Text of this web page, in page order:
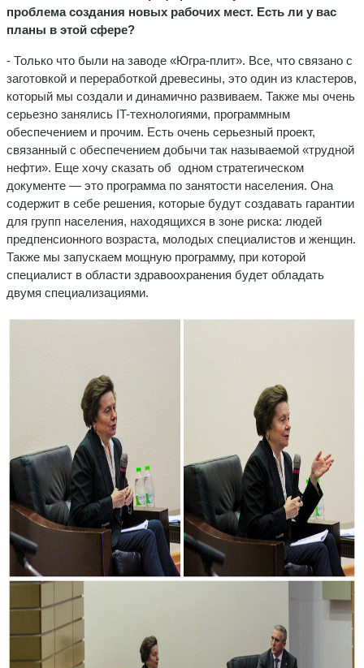
проблема создания новых рабочих мест. Есть ли у вас
планы в этой сфере?
- Только что были на заводе «Югра-плит». Все, что связано с
заготовкой и переработкой древесины, это один из кластеров,
который мы создали и динамично развиваем. Также мы очень
серьезно занялись IT-технологиями, программным
обеспечением и прочим. Есть очень серьезный проект,
связанный с обеспечением добычи так называемой «трудной
нефти». Еще хочу сказать об одном стратегическом
документе — это программа по занятости населения. Она
содержит в себе решения, которые будут создавать гарантии
для групп населения, находящихся в зоне риска: людей
предпенсионного возраста, молодых специалистов и женщин.
Также мы запускаем мощную программу, при которой
специалист в области здравоохранения будет обладать
двумя специализациями.